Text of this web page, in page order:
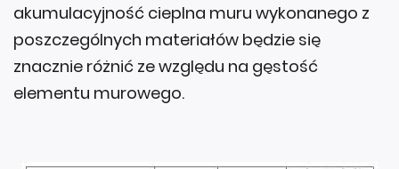
akumulacyjność cieplna muru wykonanego z
poszczególnych materiałów będzie się
znacznie różnić ze względu na gęstość
elementu murowego.